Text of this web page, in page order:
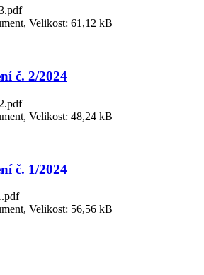
Velikost: 61,12 kB
č. 2/2024
Velikost: 48,24 kB
č. 1/2024
Velikost: 56,56 kB